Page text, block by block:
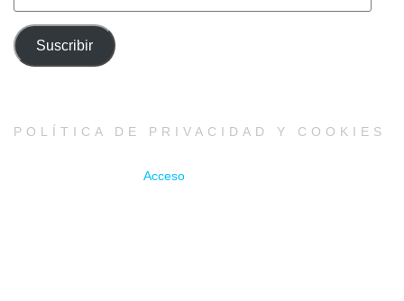
de
correo
electrónico
Suscribir
POLÍTICA DE PRIVACIDAD Y COOKIES
Acceso